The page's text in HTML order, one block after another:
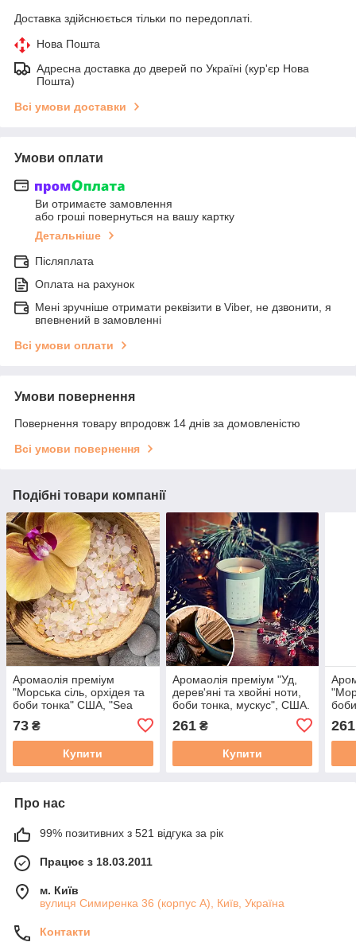
Доставка здійснюється тільки по передоплаті.
Нова Пошта
Адресна доставка до дверей по Україні (кур'єр Нова
Пошта)
Всі умови доставки
Умови оплати
Ви отримаєте замовлення
або гроші повернуться на вашу картку
Детальніше
Післяплата
Оплата на рахунок
Мені зручніше отримати реквізити в Viber, не дзвонити, я
впевнений в замовленні
Всі умови оплати
Умови повернення
Повернення товару впродовж 14 днів за домовленістю
Всі умови повернення
Подібні товари компанії
Аромаолія преміум
"Морська сіль, орхідея та
боби тонка" США, "Sea
Science 10 г
73 ₴
Купити
Аромаолія преміум "Уд,
дерев'яні та хвойні ноти,
боби тонка, мускус", США.
Заводська уп. 28 г, "Tonka
and Oud". CS
261₴
Купити
Salt
261
Про нас
99% позитивних з 521 відгука за рік
Працює з 18.03.2011
м. Київ
вулиця Симиренка 36 (корпус А), Київ, Україна
Контакти